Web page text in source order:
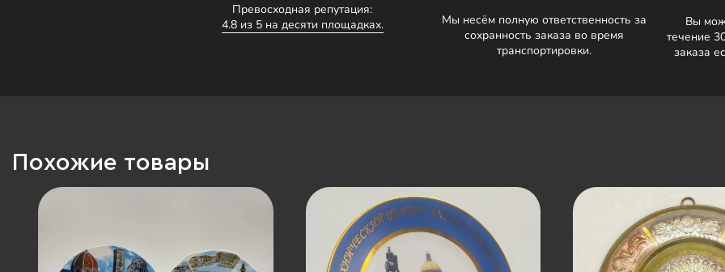
Превосходная репутация:
4.8 из 5 на десяти площадках.
Мы несём полную ответственность за
сохранность заказа во время
транспортировки.
Вы
течение
заказа
Похожие товары